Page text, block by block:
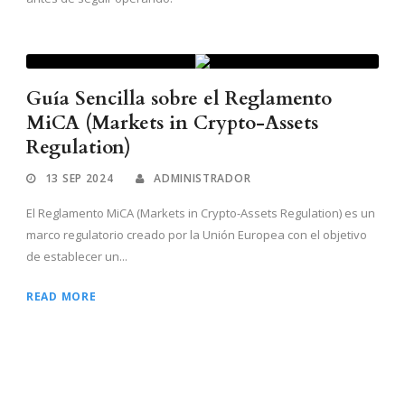
Guía Sencilla sobre el Reglamento
MiCA (Markets in Crypto-Assets
Regulation)
13 SEP 2024 ADMINISTRADOR
El Reglamento MiCA (Markets in Crypto-Assets Regulation) es un
marco regulatorio creado por la Unión Europea con el objetivo
de establecer un...
READ MORE